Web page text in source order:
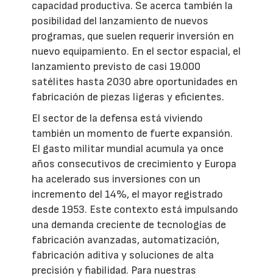
capacidad productiva. Se acerca también la
posibilidad del lanzamiento de nuevos
programas, que suelen requerir inversión en
nuevo equipamiento. En el sector espacial, el
lanzamiento previsto de casi 19.000
satélites hasta 2030 abre oportunidades en
fabricación de piezas ligeras y eficientes.
El sector de la defensa está viviendo
también un momento de fuerte expansión.
El gasto militar mundial acumula ya once
años consecutivos de crecimiento y Europa
ha acelerado sus inversiones con un
incremento del 14%, el mayor registrado
desde 1953. Este contexto está impulsando
una demanda creciente de tecnologías de
fabricación avanzadas, automatización,
fabricación aditiva y soluciones de alta
precisión y fiabilidad. Para nuestras